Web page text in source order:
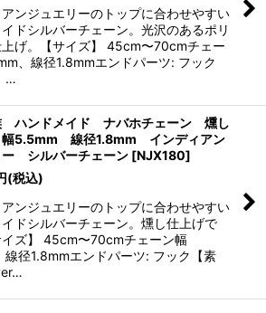
ンジュエリーのトップに合わせやすい
ドシルバーチェーン。光沢のあるポリ
上げ。【サイズ】 45cm〜70cmチェー
、線径1.8mmエンドパーツ: フック
…
ハンドメイド ナバホチェーン 燻し
5.5mm 線径1.8mm インディアン
ー シルバーチェーン [NJX180]
(税込)
ンジュエリーのトップに合わせやすい
ドシルバーチェーン。燻し仕上げで
ズ】 45cm〜70cmチェーン幅
線径1.8mmエンドパーツ: フック【素